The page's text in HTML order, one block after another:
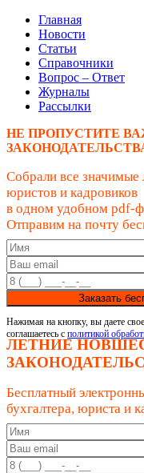
Главная
Новости
Статьи
Справочники
Вопрос – Ответ
Журналы
Рассылки
НЕ ПРОПУСТИТЕ
Собрали все значимые
юристов и кадровиков
в одном удобном pdf-
Отправим на почту
Заказать
Нажимая на кнопку, вы даете свое
соглашаетесь с политикой
ЛЕТНИЕ
Бесплатный
бухгалтера, юриста и